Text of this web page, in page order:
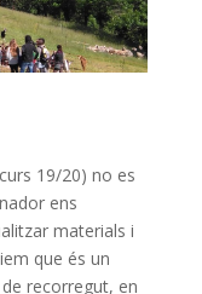
19/20) no es
ens
materials i
que és un
recorregut, en